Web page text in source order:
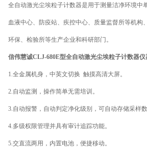
全自动激光尘埃粒子计数器是用于测量洁净环境中
血液中心、防疫站、疾控中心、质量监督所等机构
环保、检验所等生产企业和科研部门。
信伟慧诚CLJ-680E型全自动激光尘埃粒子计数器仪
1.全金属机身，中英文切换 触摸高清大屏。
2.自动监测，操作简单无需培训。
3.自动报警，自动判定净化级别，可自动存储采样数
4.多级权限管理并具有审计追踪功能。
5.交直流两用，内置电池，便捷移动。